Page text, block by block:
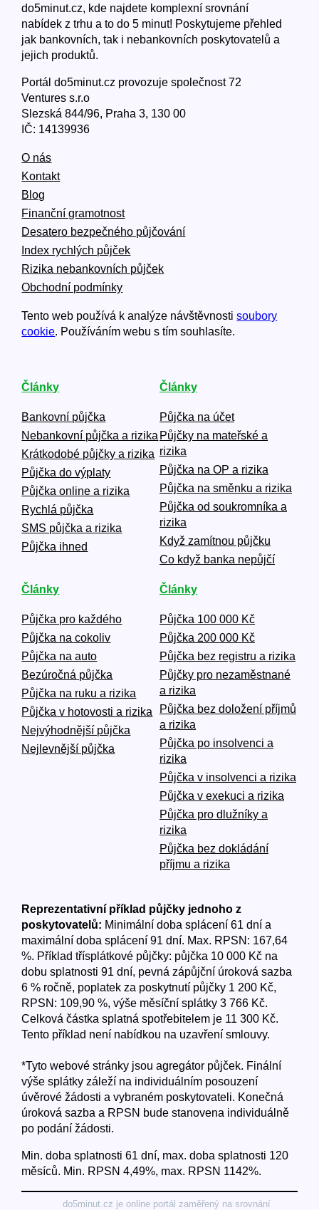
do5minut.cz, kde najdete komplexní srovnání
nabídek z trhu a to do 5 minut! Poskytujeme přehled
jak bankovních, tak i nebankovních poskytovatelů a
jejich produktů.
Portál do5minut.cz provozuje společnost 72
Ventures s.r.o
Slezská 844/96, Praha 3, 130 00
IČ: 14139936
O nás
Kontakt
Blog
Finanční gramotnost
Desatero bezpečného půjčování
Index rychlých půjček
Rizika nebankovních půjček
Obchodní podmínky
Tento web používá k analýze návštěvnostisoubory
cookie. Používáním webu s tím souhlasíte.
Články
Bankovní půjčka
Nebankovní půjčka a rizika
Krátkodobé půjčky a rizika
Půjčka do výplaty
Půjčka online a rizika
Rychlá půjčka
SMS půjčka a rizika
Půjčka ihned
Články
Půjčka na účet
Půjčky na mateřské a
rizika
Půjčka na OP a rizika
Půjčka na směnku a rizika
Půjčka od soukromníka a
rizika
Když zamítnou půjčku
Co když banka nepůjčí
Články
Půjčka pro každého
Půjčka na cokoliv
Půjčka na auto
Bezúročná půjčka
Půjčka na ruku a rizika
Půjčka v hotovosti a rizika
Nejvýhodnější půjčka
Nejlevnější půjčka
Články
Půjčka 100 000 Kč
Půjčka 200 000 Kč
Půjčka bez registru a rizika
Půjčky pro nezaměstnané
a rizika
Půjčka bez doložení příjmů
a rizika
Půjčka po insolvenci a
rizika
Půjčka v insolvenci a rizika
Půjčka v exekuci a rizika
Půjčka pro dlužníky a
rizika
Půjčka bez dokládání
příjmu a rizika
Reprezentativní příklad půjčky jednoho z
poskytovatelů: Minimální doba splácení 61 dní a
maximální doba splácení 91 dní. Max. RPSN: 167,64
%. Příklad třísplátkové půjčky: půjčka 10 000 Kč na
dobu splatnosti 91 dní, pevná zápůjční úroková sazba
6 % ročně, poplatek za poskytnutí půjčky 1 200 Kč,
RPSN: 109,90 %, výše měsíční splátky 3 766 Kč.
Celková částka splatná spotřebitelem je 11 300 Kč.
Tento příklad není nabídkou na uzavření smlouvy.
*Tyto webové stránky jsou agregátor půjček. Finální
výše splátky záleží na individuálním posouzení
úvěrové žádosti a vybraném poskytovateli. Konečná
úroková sazba a RPSN bude stanovena individuálně
po podání žádosti.
Min. doba splatnosti 61 dní, max. doba splatnosti 120
měsíců. Min. RPSN 4,49%, max. RPSN 1142%.
do5minut.cz je online portál zaměřený na srovnání